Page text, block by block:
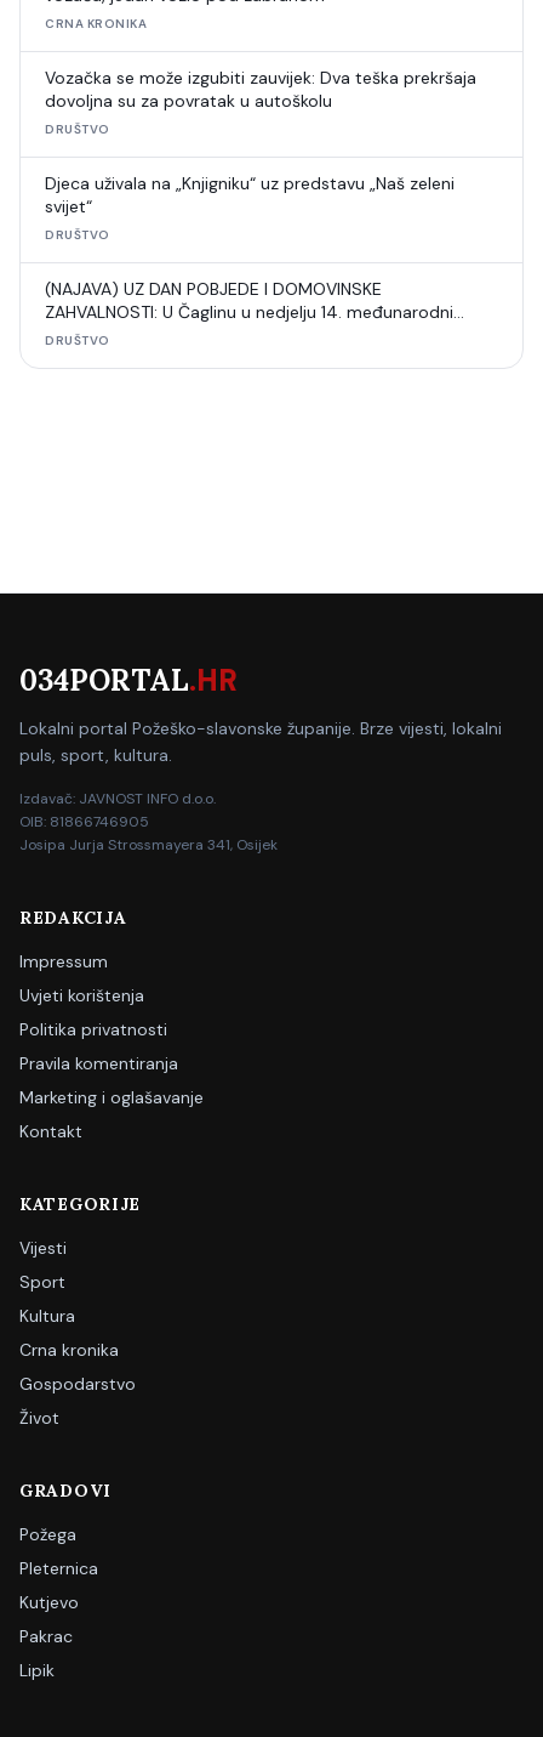
CRNA KRONIKA
Vozačka se može izgubiti zauvijek: Dva teška prekršaja
dovoljna su za povratak u autoškolu
DRUŠTVO
Djeca uživala na „Knjigniku“ uz predstavu „Naš zeleni
svijet“
DRUŠTVO
(NAJAVA) UZ DAN POBJEDE I DOMOVINSKE
ZAHVALNOSTI: U Čaglinu u nedjelju 14. međunarodni
šahovski turnir
DRUŠTVO
034PORTAL.HR
Lokalni portal Požeško-slavonske županije. Brze vijesti, lokalni
puls, sport, kultura.
Izdavač: JAVNOST INFO d.o.o.
OIB: 81866746905
Josipa Jurja Strossmayera 341, Osijek
REDAKCIJA
Impressum
Uvjeti korištenja
Politika privatnosti
Pravila komentiranja
Marketing i oglašavanje
Kontakt
KATEGORIJE
Vijesti
Sport
Kultura
Crna kronika
Gospodarstvo
Život
GRADOVI
Požega
Pleternica
Kutjevo
Pakrac
Lipik